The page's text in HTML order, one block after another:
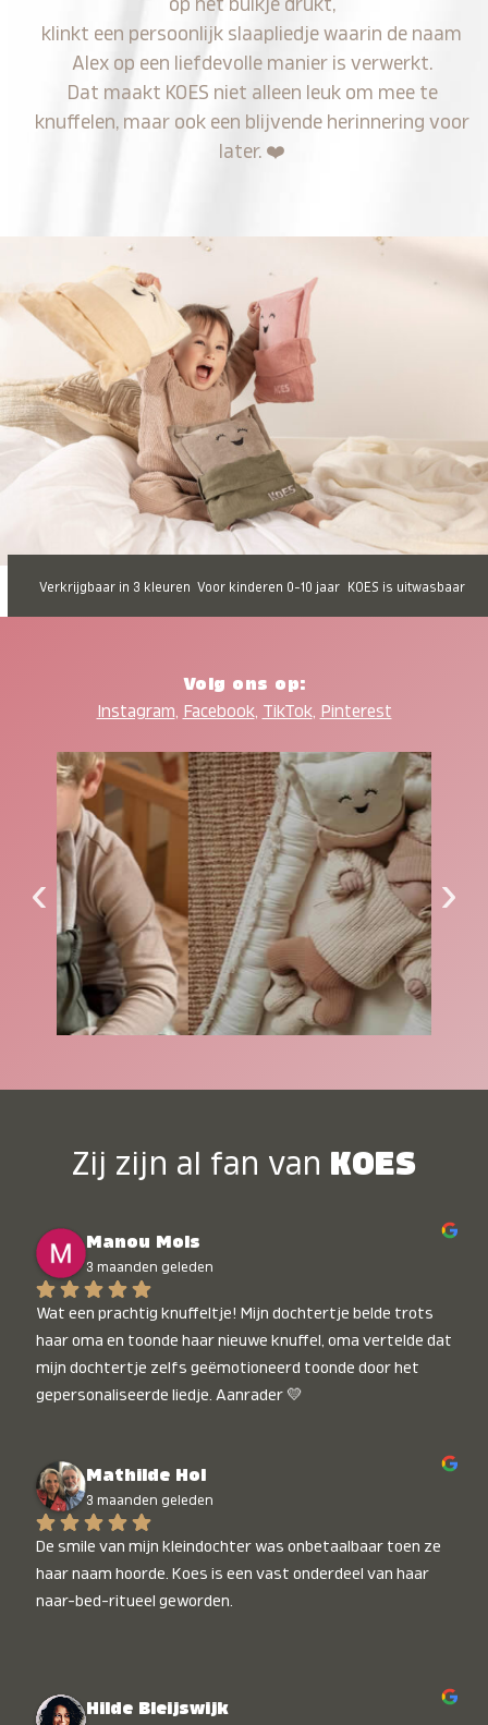
op het buikje drukt,
klinkt een persoonlijk slaapliedje waarin de naam
Alex op een liefdevolle manier is verwerkt.
Dat maakt KOES niet alleen leuk om mee te
knuffelen, maar ook een blijvende herinnering voor
later. ❤️
Verkrijgbaar in 3 kleuren Voor kinderen 0-10 jaar KOES is uitwasbaar
Volg ons op:
Instagram, Facebook, TikTok, Pinterest
‹ ›
Zij zijn al fan van KOES
Manou Mols
3 maanden geleden
Wat een prachtig knuffeltje! Mijn dochtertje belde trots
haar oma en toonde haar nieuwe knuffel, oma vertelde dat
mijn dochtertje zelfs geëmotioneerd toonde door het
gepersonaliseerde liedje. Aanrader 💛
Mathilde Hol
3 maanden geleden
De smile van mijn kleindochter was onbetaalbaar toen ze
haar naam hoorde. Koes is een vast onderdeel van haar
naar-bed-ritueel geworden.
Hilde Bleijswijk